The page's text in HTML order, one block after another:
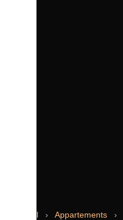
Accueil › Appartements ›